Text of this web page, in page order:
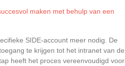
maken met behulp van een
SIDE-account meer nodig. De
te krijgen tot het intranet van de
heeft het proces vereenvoudigd voor